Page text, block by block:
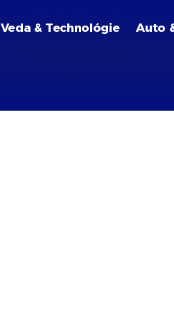
Veda & Technológie Auto